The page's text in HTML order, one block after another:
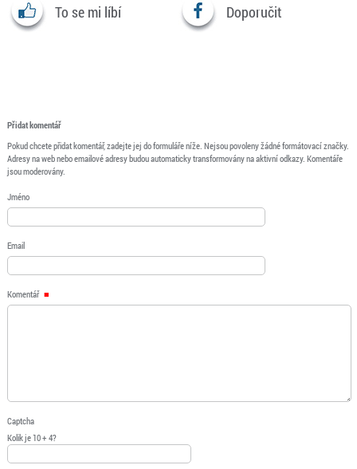
To se mi líbí Doporučit
Přidat komentář
Pokud chcete přidat komentář, zadejte jej do formuláře níže. Nejsou povoleny žádné formátovací značky.
Adresy na web nebo emailové adresy budou automaticky transformovány na aktivní odkazy. Komentáře
jsou moderovány.
Jméno
Email
Komentář
Captcha
Kolik je 10 + 4?